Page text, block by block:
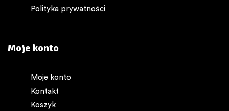
Polityka prywatności
Moje konto
Moje konto
Kontakt
Koszyk